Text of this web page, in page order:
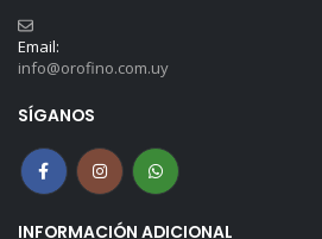
Email:
info@orofino.com.uy
SÍGANOS
INFORMACIÓN ADICIONAL